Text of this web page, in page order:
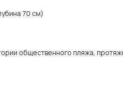
70 см)
общественного пляжа,